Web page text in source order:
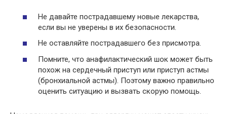
Не давайте пострадавшему новые лекарства,
если вы не уверены в их безопасности.
Не оставляйте пострадавшего без присмотра.
Помните, что анафилактический шок может быть
похож на сердечный приступ или приступ астмы
(бронхиальной астмы). Поэтому важно правильно
оценить ситуацию и вызвать скорую помощь.